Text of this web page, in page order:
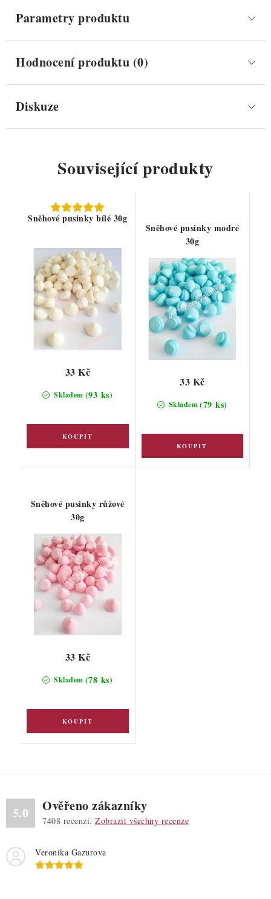
Parametry produktu
Hodnocení produktu (0)
Diskuze
Související produkty
Sněhové pusinky bílé 30g
Skladem (93 ks)
33 Kč
Sněhové pusinky modré
30g
Skladem(79 ks)
33 Kč
Sněhové pusinky růžové
30g
Skladem (78 ks)
33 Kč
5.0 Ověřeno zákazníky
7408 recenzí. Zobrazit všechny recenze
Veronika Gazurova